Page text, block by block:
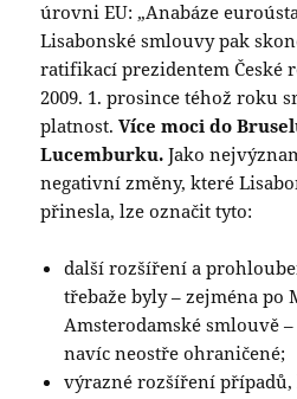
úrovni EU: „Anabáze
Lisabonské smlouvy pak
ratifikací prezidentem České
2009. 1. prosince téhož roku
platnost.Více moci do
Lucemburku. Jako
negativní změny, které
přinesla, lze označit tyto:
další rozšíření a
třebaže byly – zejména po
Amsterodamské smlouvě
navíc neostře ohraničené;
výrazné rozšíření případů,